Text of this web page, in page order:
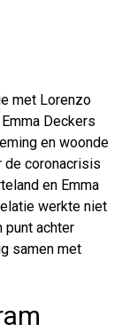
met Lorenzo
Deckers
en woonde
de coronacrisis
en Emma
werkte niet
punt achter
samen met